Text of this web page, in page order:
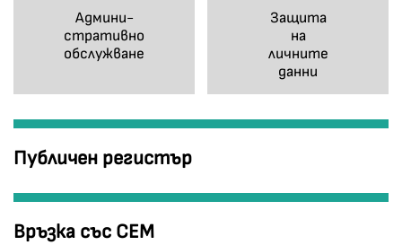
Админи-
стративно
обслужване
Защита
на
личните
данни
Публичен регистър
Връзка със СЕМ